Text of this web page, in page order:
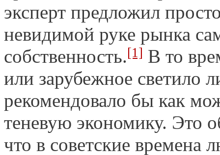
эксперт предложил
невидимой руке рынка
собственность.[1] В то
или зарубежное светило
рекомендовало бы как
теневую экономику. Это
что в советские времена